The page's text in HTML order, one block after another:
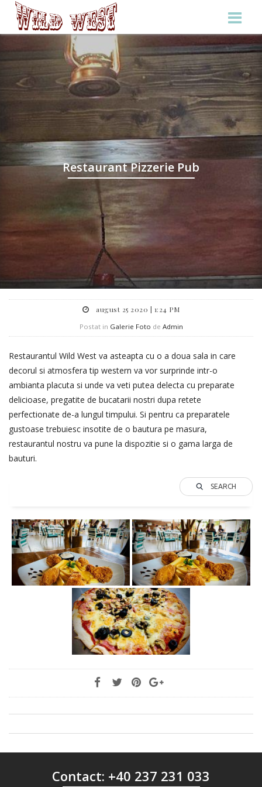
Restaurant Pizzerie Pub
august 25 2020 | 1:24 PM
Postat in Galerie Foto de Admin
Restaurantul Wild West va asteapta cu o a doua sala in care
decorul si atmosfera tip western va vor surprinde intr-o
ambianta placuta si unde va veti putea delecta cu preparate
delicioase, pregatite de bucatarii nostri dupa retete
perfectionate de-a lungul timpului. Si pentru ca preparatele
gustoase trebuiesc insotite de o bautura pe masura,
restaurantul nostru va pune la dispozitie si o gama larga de
bauturi.
SEARCH
Contact: +40 237 231 033